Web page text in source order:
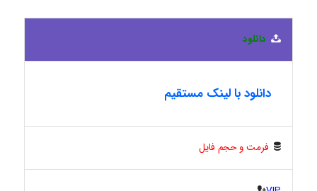
دانلود
دانلود با لینک مستقیم
فرمت و حجم فایل